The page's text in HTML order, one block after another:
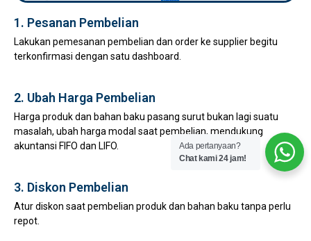
1. Pesanan Pembelian
Lakukan pemesanan pembelian dan order ke supplier begitu
terkonfirmasi dengan satu dashboard.
2. Ubah Harga Pembelian
Harga produk dan bahan baku pasang surut bukan lagi suatu
masalah, ubah harga modal saat pembelian, mendukung
akuntansi FIFO dan LIFO.
3. Diskon Pembelian
Atur diskon saat pembelian produk dan bahan baku tanpa perlu
repot.
Ada pertanyaan?
Chat kami 24 jam!